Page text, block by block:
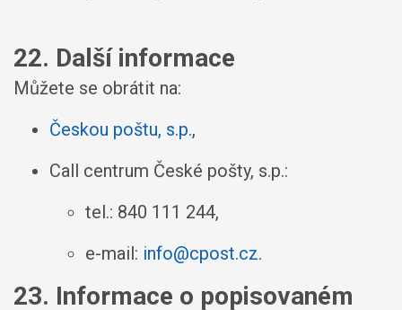
22. Další informace
Můžete se obrátit na:
Českou poštu, s.p.,
Call centrum České pošty, s.p.:
tel.: 840 111 244,
e-mail: info@cpost.cz.
23. Informace o popisovaném